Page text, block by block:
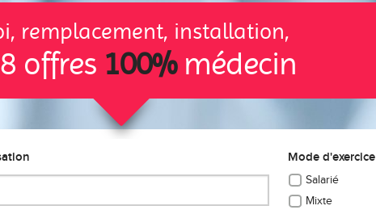
remplacement, installation,
offres 100%médecin
Mode d'exercice
Salarié
Mixte